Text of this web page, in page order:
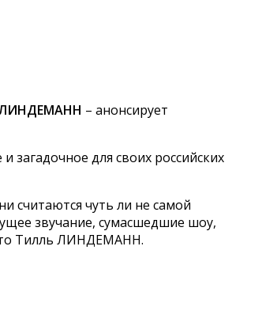
– анонсирует
для своих российских
считаются чуть ли не самой
звучание, сумасшедшие шоу,
Тилль ЛИНДЕМАНН.